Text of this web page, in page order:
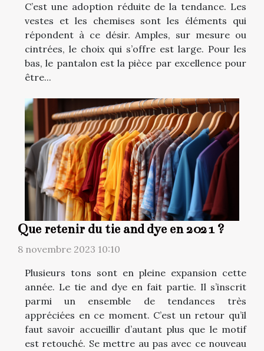
C’est une adoption réduite de la tendance. Les
vestes et les chemises sont les éléments qui
répondent à ce désir. Amples, sur mesure ou
cintrées, le choix qui s’offre est large. Pour les
bas, le pantalon est la pièce par excellence pour
être...
Que retenir du tie and dye en 2021 ?
8 novembre 2023 10:10
Plusieurs tons sont en pleine expansion cette
année. Le tie and dye en fait partie. Il s’inscrit
parmi un ensemble de tendances très
appréciées en ce moment. C’est un retour qu’il
faut savoir accueillir d’autant plus que le motif
est retouché. Se mettre au pas avec ce nouveau